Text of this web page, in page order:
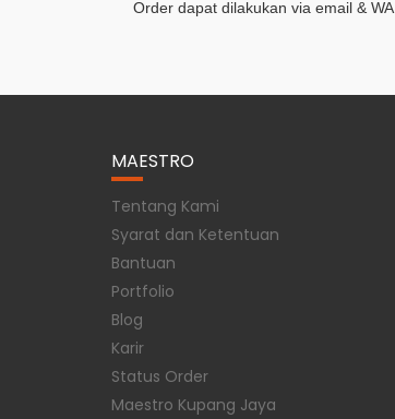
Order dapat dilakukan via email & WA
MAESTRO
Tentang Kami
Syarat dan Ketentuan
Bantuan
Portfolio
Blog
Karir
Status Order
Maestro Kupang Jaya